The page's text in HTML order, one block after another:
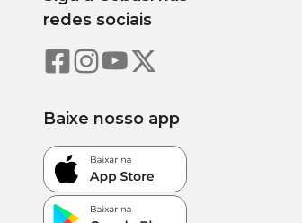
redes sociais
Baixe nosso app